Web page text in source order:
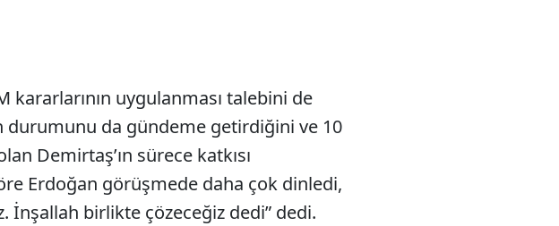
kararlarının uygulanması talebini de
durumunu da gündeme getirdiğini ve 10
Demirtaş’ın sürece katkısı
Erdoğan görüşmede daha çok dinledi,
İnşallah birlikte çözeceğiz dedi” dedi.